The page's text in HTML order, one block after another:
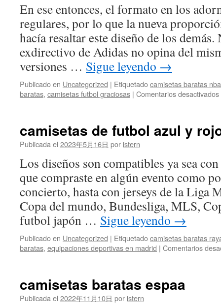
En ese entonces, el formato en los
regulares, por lo que la nueva
hacía resaltar este diseño de los demás.
exdirectivo de Adidas no opina del
versiones … Sigue leyendo →
Publicado en Uncategorized | Etiquetadocamisetas baratas nba
baratas, camisetas futbol graciosas | Comentarios desactivados
camisetas de futbol azul y
Publicada el 2023年5月16日 por istern
Los diseños son compatibles ya sea
que compraste en algún evento como
concierto, hasta con jerseys de la Liga
Copa del mundo, Bundesliga, MLS,
futbol japón … Sigue leyendo →
Publicado en Uncategorized | Etiquetadocamisetas baratas
baratas, equipaciones deportivas en madrid | Comentarios
camisetas baratas espaa
Publicada el 2022年11月10日 por istern